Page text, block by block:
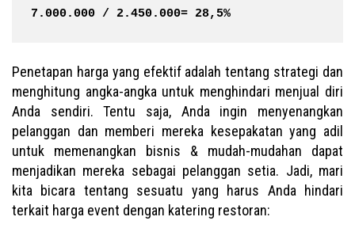
7.000.000 / 2.450.000= 28,5%
Penetapan harga yang efektif adalah tentang strategi dan
menghitung angka-angka untuk menghindari menjual diri
Anda sendiri. Tentu saja, Anda ingin menyenangkan
pelanggan dan memberi mereka kesepakatan yang adil
untuk memenangkan bisnis & mudah-mudahan dapat
menjadikan mereka sebagai pelanggan setia. Jadi, mari
kita bicara tentang sesuatu yang harus Anda hindari
terkait harga event dengan katering restoran: